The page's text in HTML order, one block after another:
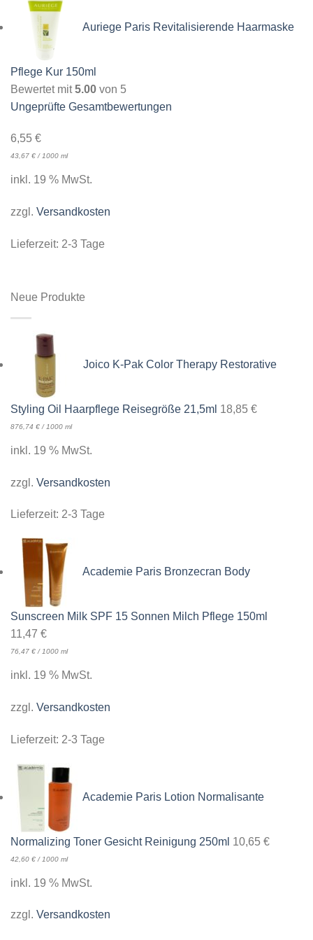
Auriege Paris Revitalisierende Haarmaske
Pflege Kur 150ml
Bewertet mit5.00 von 5
Ungeprüfte Gesamtbewertungen
6,55 €
43,67 €/1000 ml
inkl. 19 % MwSt.
zzgl. Versandkosten
Lieferzeit: 2-3 Tage
Neue Produkte
Joico K-Pak Color Therapy Restorative
Styling Oil Haarpflege Reisegröße 21,5ml 18,85 €
876,74 € / 1000 ml
inkl. 19 % MwSt.
zzgl. Versandkosten
Lieferzeit: 2-3 Tage
Academie Paris Bronzecran Body
Sunscreen Milk SPF 15 Sonnen Milch Pflege 150ml
11,47 €
76,47 €/1000 ml
inkl. 19 % MwSt.
zzgl. Versandkosten
Lieferzeit: 2-3 Tage
Academie Paris Lotion Normalisante
Normalizing Toner Gesicht Reinigung 250ml 10,65 €
42,60 € / 1000 ml
inkl. 19 % MwSt.
zzgl. Versandkosten